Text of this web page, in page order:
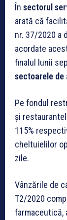
În sectorul
arată că
nr. 37/2020 a
acordate
finalul lunii
sectoarele
Pe fondul
și
115%
cheltuielilor
zile.
Vânzările de
T2/2020
farmaceutică,